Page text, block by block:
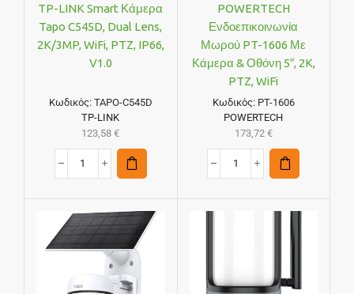
TP-LINK Smart Κάμερα
Tapo C545D, Dual Lens,
2K/3MP, WiFi, PTZ, IP66,
V1.0
Κωδικός: TAPO-C545D
TP-LINK
123,58€
POWERTECH
Ενδοεπικοινωνία
Μωρού PT-1606 Με
Κάμερα & Οθόνη 5″, 2K,
PTZ, WiFi
Κωδικός: PT-1606
POWERTECH
173,72 €